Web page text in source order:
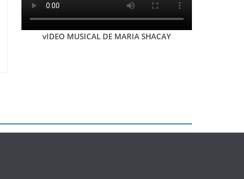
vIDEO MUSICAL DE MARIA SHACAY